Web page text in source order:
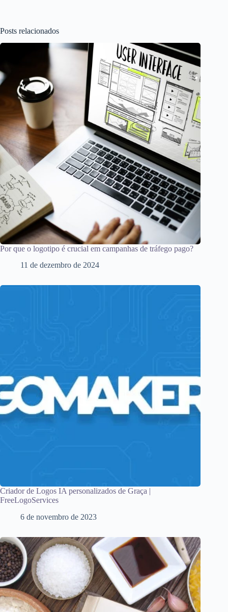
Posts relacionados
Por que o logotipo é crucial em campanhas de tráfego pago?
11 de dezembro de 2024
Criador de Logos IA personalizados de Graça |
FreeLogoServices
6 de novembro de 2023